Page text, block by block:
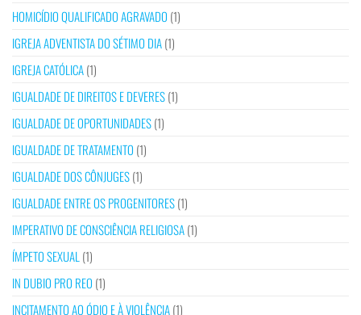
HOMICÍDIO QUALIFICADO AGRAVADO (1)
IGREJA ADVENTISTA DO SÉTIMO DIA(1)
IGREJA CATÓLICA(1)
IGUALDADE DE DIREITOS E DEVERES(1)
IGUALDADE DE OPORTUNIDADES(1)
IGUALDADE DE TRATAMENTO (1)
IGUALDADE DOS CÔNJUGES(1)
IGUALDADE ENTRE OS PROGENITORES(1)
IMPERATIVO DE CONSCIÊNCIA RELIGIOSA(1)
ÍMPETO SEXUAL (1)
IN DUBIO PRO REO (1)
INCITAMENTO AO ÓDIO E À VIOLÊNCIA(1)